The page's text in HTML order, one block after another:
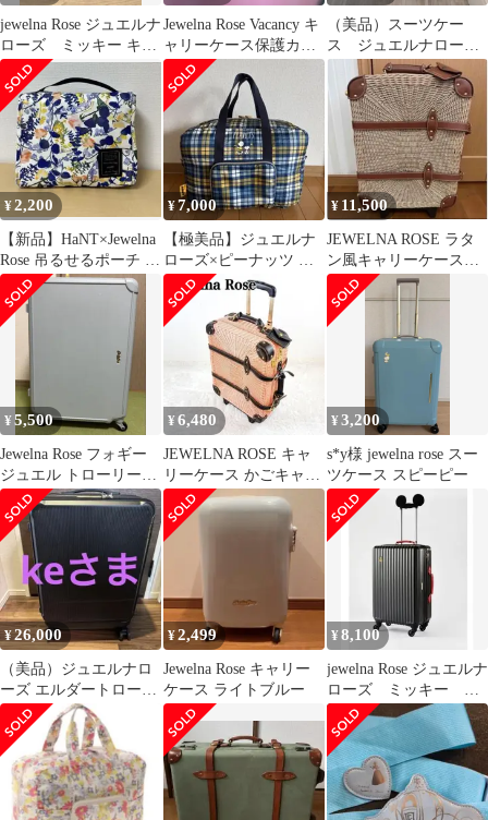
jewelna Rose ジュエルナ
ローズ ミッキー キャ
リーケース ディズニー
Jewelna Rose Vacancy キ
ャリーケース保護カバ
ー付き
（美品）スーツケー
ス ジュエルナローズ
エルダートローリー ホ
ワイト ACE
¥2,200
【新品】HaNT×Jewelna
Rose 吊るせるポーチ ジ
ュエルナローズ
¥7,000
【極美品】ジュエルナ
ローズ×ピーナッツ コ
ラボ スヌーピー スーベ
ニアバッグ
¥ 11,500
JEWELNA ROSE ラタ
ン風キャリーケースト
ランクジュエルナロー
ズベージュ
¥5,500
Jewelna Rose フォギー
ジュエル トローリー
大型キャリーケース
¥6,480
JEWELNA ROSE キャ
リーケース かごキャリ
ーバッグ スーツケー
ス
¥3,200
s*y様 jewelna rose スー
ツケース スピーピー
¥26,000
（美品）ジュエルナロ
ーズ エルダートローリ
ー 51~63Lブラック キ
ャリー
¥2,499
Jewelna Rose キャリー
ケース ライトブルー
¥8,100
jewelna Rose ジュエルナ
ローズ ミッキー ス
ーツケース キャリー